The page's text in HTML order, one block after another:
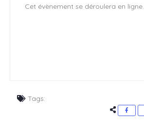
Cet évènement se déroulera en ligne.
Tags: